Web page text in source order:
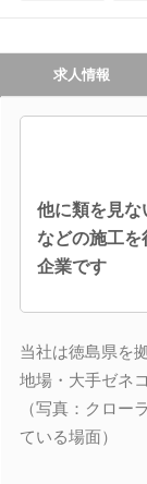
求人情報
他に類を見な
などの施工を
企業です
当社は徳島県を
地場・大手ゼネ
（写真：クロー
ている場面）